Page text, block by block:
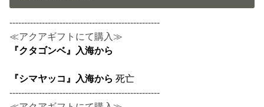
---------------------------------------------------
≪アクアギフトにて購入≫
『クタゴンベ』入海から
『シマヤッコ』入海から死亡
---------------------------------------------------